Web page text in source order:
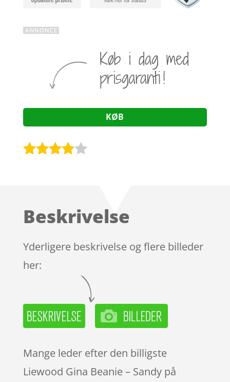
KØB
på
ømmels
er
Beskrivelse
Yderligere beskrivelse og flere billeder
her:
Mange leder efter den billigste
Liewood Gina Beanie – Sandy på